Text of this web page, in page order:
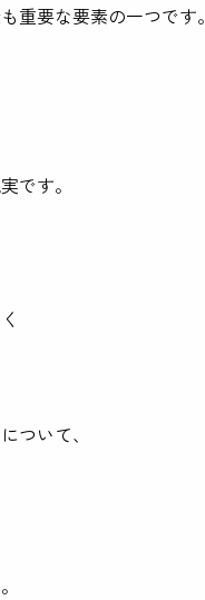
重要な要素の一つです。
です。
ついて、